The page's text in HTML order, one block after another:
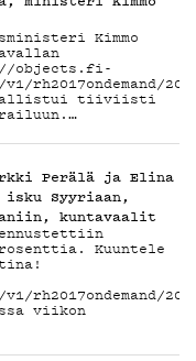
Kimmo
objects.fi-
tiiviisti
Perälä ja Elina
Syyriaan,
kuntavaalit
Kuuntele
viikon